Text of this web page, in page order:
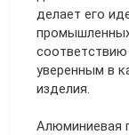
делает его
уверенным в
изделия.
Алюминиевая